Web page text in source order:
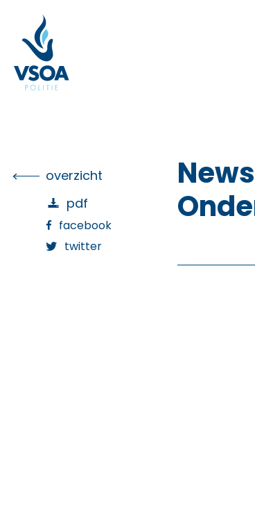
content
overzicht
pdf
facebook
twitter